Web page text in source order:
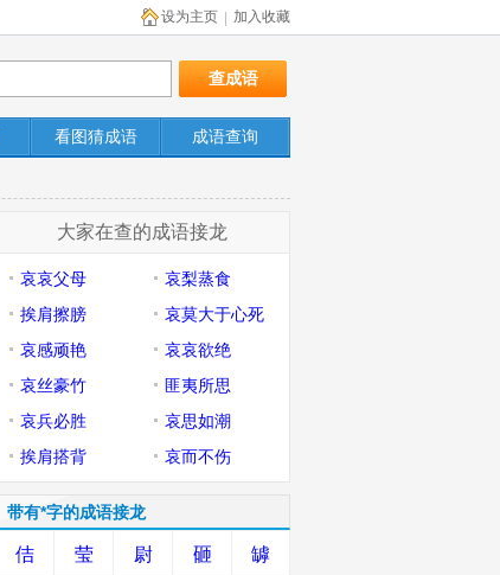
加入收藏
设为主页
看图猜成语 成语查询
大家在查的成语接龙
哀哀父母
哀梨蒸食
挨肩擦膀
哀莫大于心死
哀感顽艳
哀哀欲绝
哀丝豪竹
匪夷所思
哀兵必胜
哀思如潮
挨肩搭背
哀而不伤
带有*字的成语接龙
佶 莹 尉 砸 罅